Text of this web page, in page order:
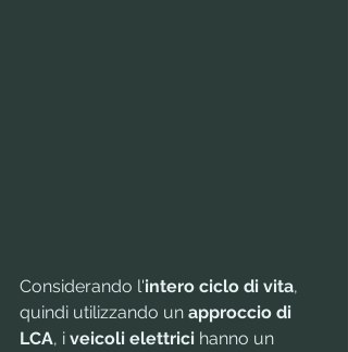
Considerando l'intero ciclo di vita,
quindi utilizzando un approccio di
LCA, i veicoli elettrici hanno un